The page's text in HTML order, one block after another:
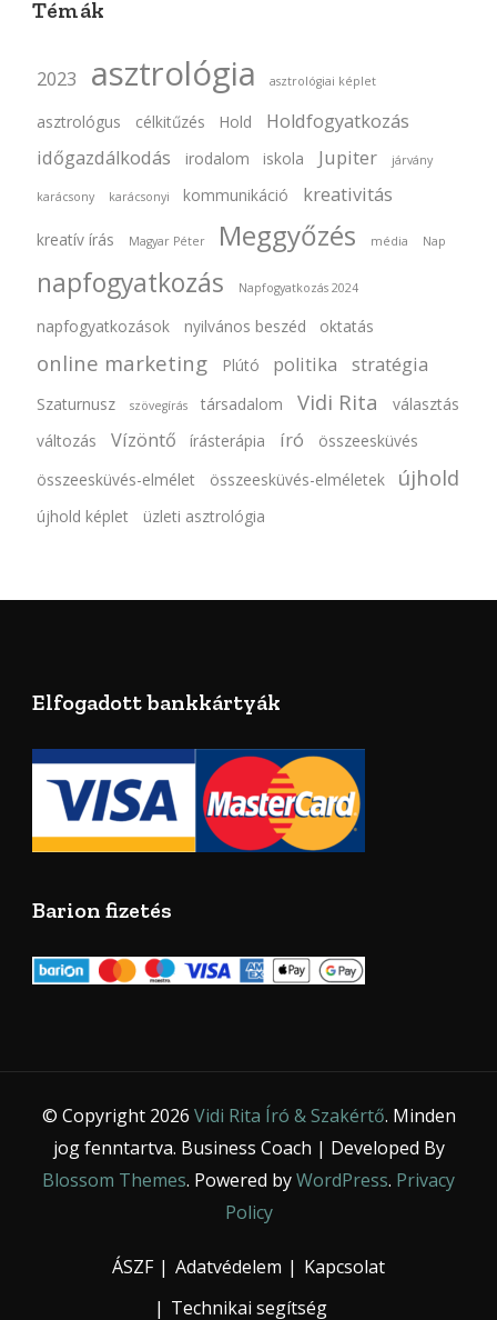
Témák
2023 asztrológia asztrológiai képlet
asztrológus célkitűzés Hold
Holdfogyatkozás
időgazdálkodás
irodalom iskola Jupiter járvány
karácsony karácsonyi kommunikáció kreativitás
kreatív írás Magyar Péter Meggyőzés média Nap
napfogyatkozás Napfogyatkozás 2024
napfogyatkozások nyilvános beszéd oktatás
online marketing Plútó politika stratégia
Szaturnusz szövegírás társadalom Vidi Rita
választás
változás
Vízöntő írásterápia író
összeesküvés
összeesküvés-elmélet
összeesküvés-elméletek újhold
újhold képlet üzleti asztrológia
Elfogadott bankkártyák
Barion fizetés
© Copyright 2026 Vidi Rita Író & Szakértő. Minden
jog fenntartva. Business Coach | Developed By
Blossom Themes. Powered byWordPress. Privacy
Policy
ÁSZF Adatvédelem
Kapcsolat
Technikai segítség